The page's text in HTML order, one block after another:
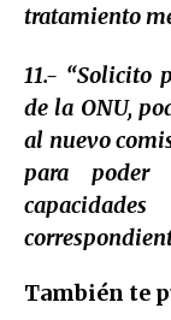
tratamiento
11.- “Solicito
de la ONU,
al nuevo
para poder
También te